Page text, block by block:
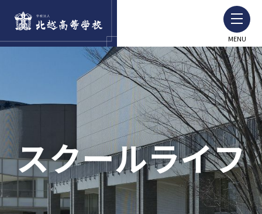
MENU
スクールライフ